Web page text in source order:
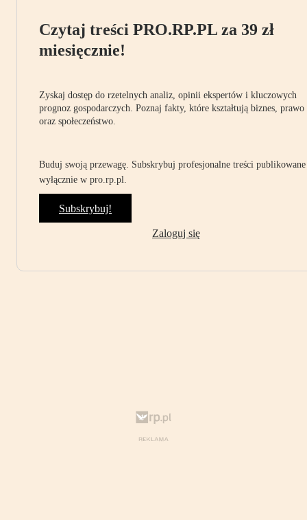
Czytaj treści PRO.RP.PL za 39 zł
miesięcznie!
Zyskaj dostęp do rzetelnych analiz, opinii ekspertów i kluczowych
prognoz gospodarczych. Poznaj fakty, które kształtują biznes, prawo
oraz społeczeństwo.
Buduj swoją przewagę. Subskrybuj profesjonalne treści publikowane
wyłącznie w pro.rp.pl.
Subskrybuj!
Zaloguj się